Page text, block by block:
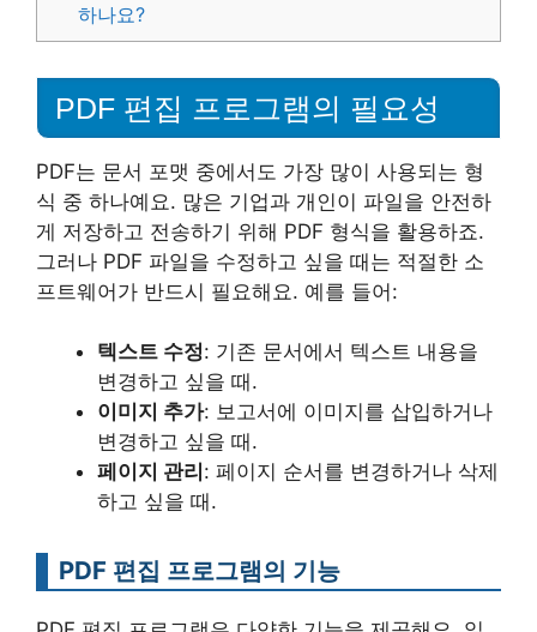
하나요?
PDF 편집 프로그램의 필요성
PDF는 문서 포맷 중에서도 가장 많이 사용되는 형
식 중 하나예요. 많은 기업과 개인이 파일을 안전하
게 저장하고 전송하기 위해 PDF 형식을 활용하죠.
그러나 PDF 파일을 수정하고 싶을 때는 적절한 소
프트웨어가 반드시 필요해요. 예를 들어:
텍스트 수정: 기존 문서에서 텍스트 내용을
변경하고 싶을 때.
이미지 추가: 보고서에 이미지를 삽입하거나
변경하고 싶을 때.
페이지 관리 : 페이지 순서를 변경하거나 삭제
하고 싶을 때.
PDF 편집 프로그램의 기능